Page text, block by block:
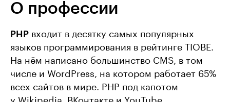
О профессии
PHP входит в десятку самых популярных
языков программирования в рейтинге TIOBE.
На нём написано большинство CMS, в том
числе и WordPress, на котором работает 65%
всех сайтов в мире. PHP под капотом